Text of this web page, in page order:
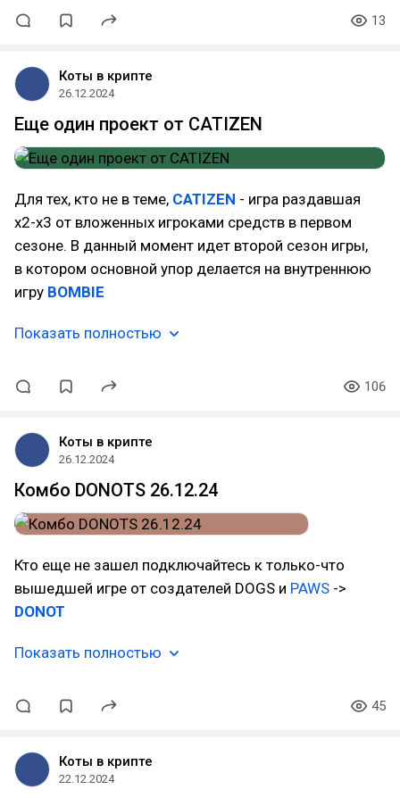
13
Коты в крипте
26.12.2024
Еще один проект от CATIZEN
Для тех, кто не в теме, CATIZEN - игра раздавшая
х2-х3 от вложенных игроками средств в первом
сезоне. В данный момент идет второй сезон игры,
в котором основной упор делается на внутреннюю
игру BOMBIE
Показать полностью
106
Коты в крипте
26.12.2024
Комбо DONOTS 26.12.24
Кто еще не зашел подключайтесь к только-что
вышедшей игре от создателей DOGS и PAWS ->
DONOT
Показать полностью
45
Коты в крипте
22.12.2024